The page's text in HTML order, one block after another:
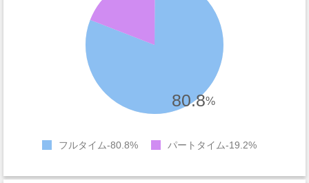
80.8%
フルタイム 80.8% パートタイム 19.2%